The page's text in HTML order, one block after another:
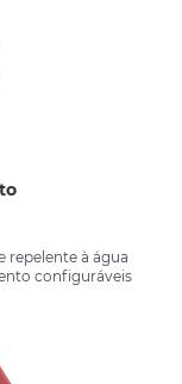
repelente à água
configuráveis